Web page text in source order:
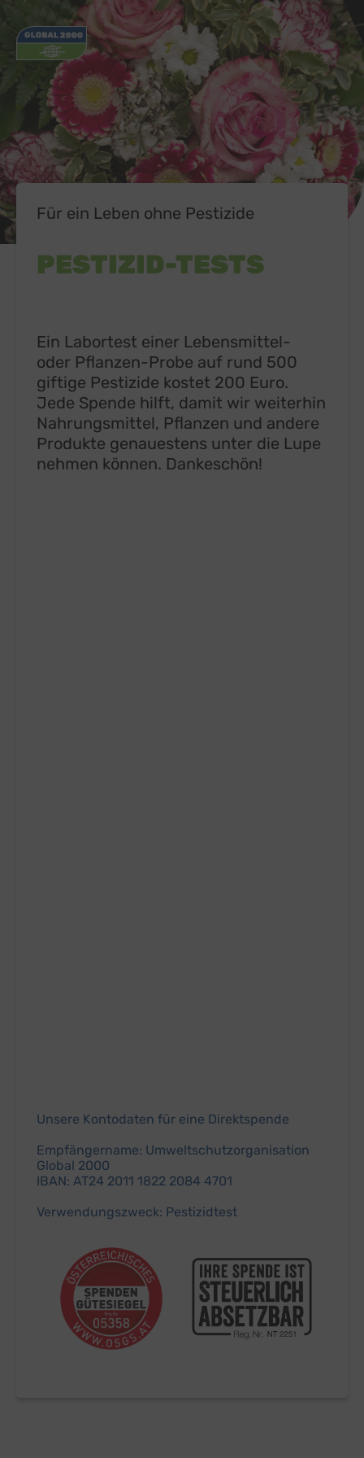
Für ein Leben ohne Pestizide
PESTIZID-TESTS
Ein Labortest einer Lebensmittel-
oder Pflanzen-Probe auf rund 500
giftige Pestizide kostet 200 Euro.
Jede Spende hilft, damit wir weiterhin
Nahrungsmittel, Pflanzen und andere
Produkte genauestens unter die Lupe
nehmen können. Dankeschön!
Unsere Kontodaten für eine Direktspende
Empfängername: Umweltschutzorganisation
Global 2000
IBAN: AT24 2011 1822 2084 4701
Verwendungszweck: Pestizidtest